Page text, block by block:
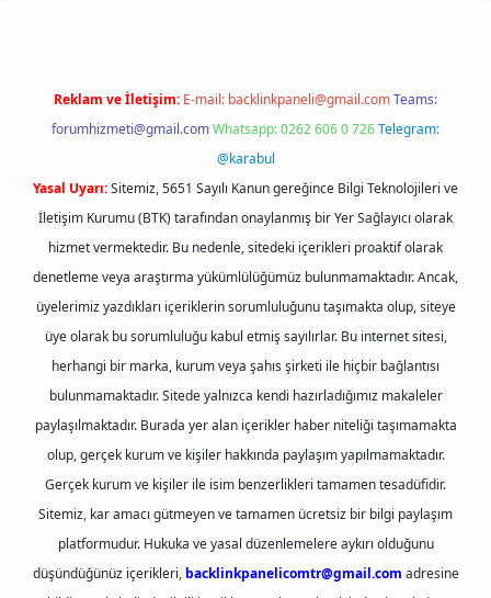
Reklam ve İletişim: E-mail: backlinkpaneli@gmail.comTeams:
forumhizmeti@gmail.comWhatsapp: 0262 606 0 726Telegram:
@karabul
Yasal Uyarı:Sitemiz, 5651 Sayılı Kanun gereğince Bilgi Teknolojileri ve
İletişim Kurumu (BTK) tarafından onaylanmış bir Yer Sağlayıcı olarak
hizmet vermektedir. Bu nedenle, sitedeki içerikleri proaktif olarak
denetleme veya araştırma yükümlülüğümüz bulunmamaktadır. Ancak,
üyelerimiz yazdıkları içeriklerin sorumluluğunu taşımakta olup, siteye
üye olarak bu sorumluluğu kabul etmiş sayılırlar. Bu internet sitesi,
herhangi bir marka, kurum veya şahıs şirketi ile hiçbir bağlantısı
bulunmamaktadır. Sitede yalnızca kendi hazırladığımız makaleler
paylaşılmaktadır. Burada yer alan içerikler haber niteliği taşımamakta
olup, gerçek kurum ve kişiler hakkında paylaşım yapılmamaktadır.
Gerçek kurum ve kişiler ile isim benzerlikleri tamamen tesadüfidir.
Sitemiz, kar amacı gütmeyen ve tamamen ücretsiz bir bilgi paylaşım
platformudur. Hukuka ve yasal düzenlemelere aykırı olduğunu
düşündüğünüz içerikleri, backlinkpanelicomtr@gmail.com adresine